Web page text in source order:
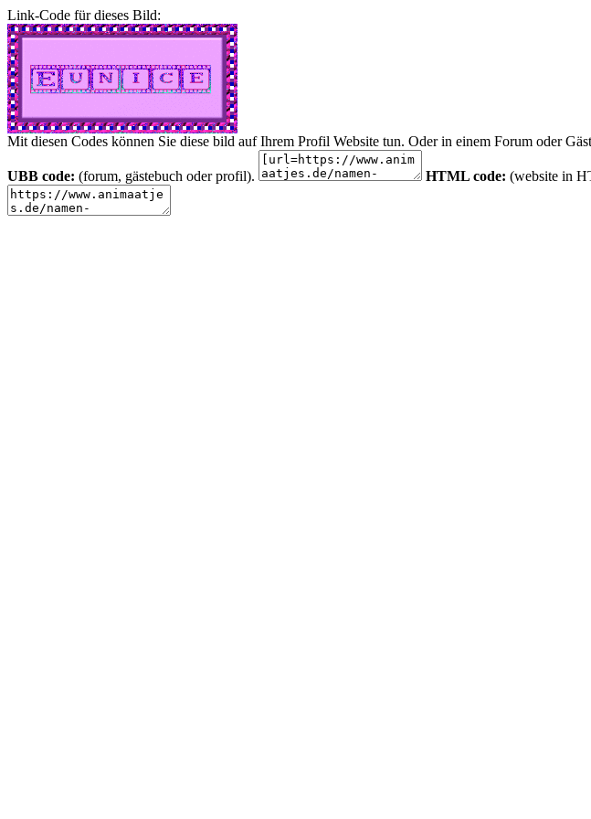
Link-Code für dieses Bild:
Mit diesen Codes können Sie diese bild auf Ihrem Profil Website tun. Oder in einem Forum oder
UBB code: (forum, gästebuch oder profil). HTML code: (website in